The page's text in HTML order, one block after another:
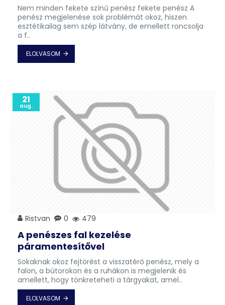
Nem minden fekete színű penész fekete penész A
penész megjelenése sok problémát okoz, hiszen
esztétikailag sem szép látvány, de emellett roncsolja
a f..
ELOLVASOM
21
aug.
Ristvan 0 479
A penészes fal kezelése
páramentesítővel
Sokaknak okoz fejtörést a visszatérő penész, mely a
falon, a bútorokon és a ruhákon is megjelenik és
amellett, hogy tönkreteheti a tárgyakat, amel..
ELOLVASOM